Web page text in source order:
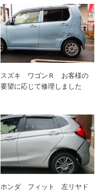
スズキ ワゴンＲ お客様の
要望に応じて修理しました
ホンダ フィット 左リヤド